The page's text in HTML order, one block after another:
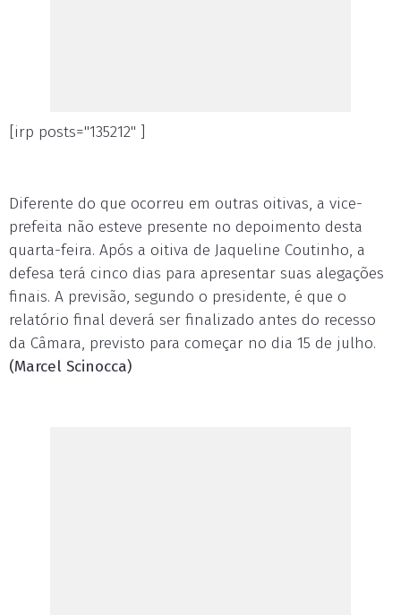
[irp posts="135212" ]
Diferente do que ocorreu em outras oitivas, a vice-
prefeita não esteve presente no depoimento desta
quarta-feira. Após a oitiva de Jaqueline Coutinho, a
defesa terá cinco dias para apresentar suas alegações
finais. A previsão, segundo o presidente, é que o
relatório final deverá ser finalizado antes do recesso
da Câmara, previsto para começar no dia 15 de julho.
(Marcel Scinocca)